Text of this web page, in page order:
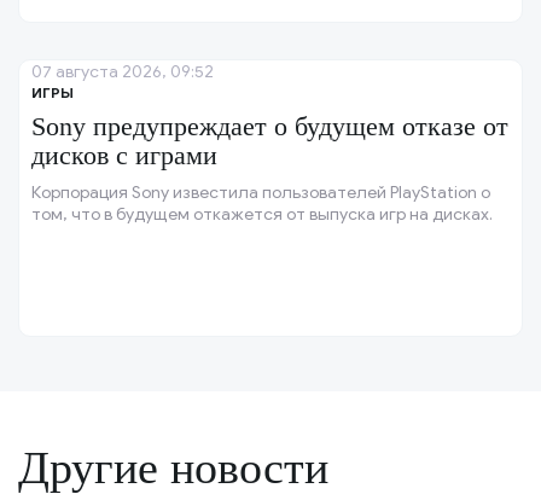
ИГРЫ
Sony предупреждает о будущем отказе от
дисков с играми
Корпорация Sony известила пользователей PlayStation о
том, что в будущем откажется от выпуска игр на дисках.
07 августа 2026, 09:52
Другие новости